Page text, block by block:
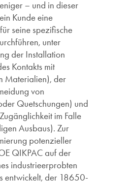
– und in dieser
Kunde eine
seine spezifische
unter
der Installation
Kontakts mit
Materialien), der
von
Quetschungen) und
im Falle
Ausbaus). Zur
potenzieller
QIKPAC auf der
industrieerprobten
entwickelt, der 18650-